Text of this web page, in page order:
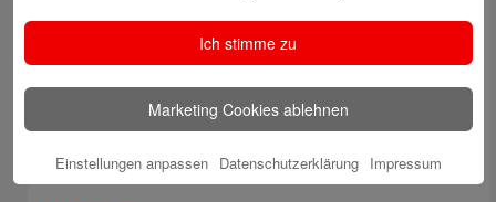
überzeugt mit Kompetenz, Service und Erfolgsbilanz
Digitale Apotheke in der Sparkassen-Geschäftsstelle
Fränkisch-Crumbach eröffnet
Sparkasse stärkt das soziale Miteinander im
Odenwaldkreis
Ich stimme zu
Marketing Cookies ablehnen
Einstellungen anpassen Datenschutzerklärung Impressum